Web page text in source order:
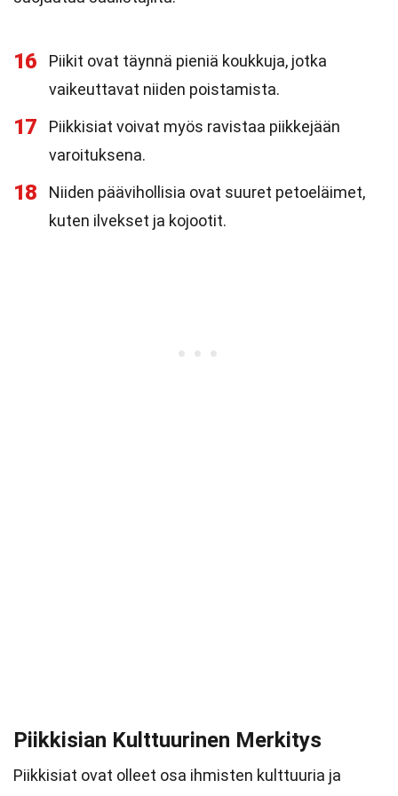
16
Piikit ovat täynnä pieniä koukkuja, jotka
vaikeuttavat niiden poistamista.
17
Piikkisiat voivat myös ravistaa piikkejään
varoituksena.
18
Niiden päävihollisia ovat suuret petoeläimet,
kuten ilvekset ja kojootit.
Piikkisian Kulttuurinen Merkitys
Piikkisiat ovat olleet osa ihmisten kulttuuria ja